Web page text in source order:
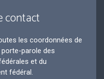
contact
les coordonnées de
parole des
et du
fédéral.